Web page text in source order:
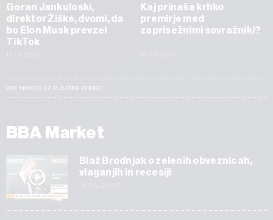
Goran Jankuloski,
direktor Žiške, dvomi, da
bo Elon Musk prevzel
TikTok
Kaj prinaša krhko
premirje med
zaprisežnimi sovražniki?
VSE NOVICE IZ RUBRIKE DRUGO
BBA Market
Blaž Brodnjak o zelenih obveznicah,
vlaganjih in recesiji